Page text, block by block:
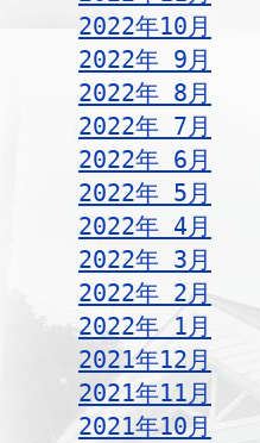
2022年10月
2022年 9月
2022年 8月
2022年 7月
2022年 6月
2022年 5月
2022年 4月
2022年 3月
2022年 2月
2022年 1月
2021年12月
2021年11月
2021年10月